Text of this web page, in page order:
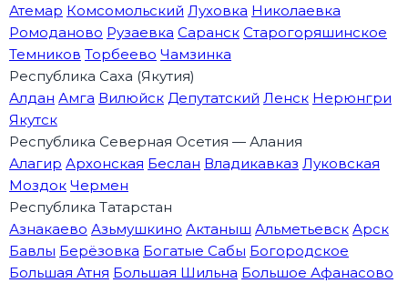
Атемар Комсомольский Луховка Николаевка
Ромоданово Рузаевка Саранск Старогоряшинское
Темников Торбеево Чамзинка
Республика Саха (Якутия)
Алдан Амга Вилюйск Депутатский Ленск Нерюнгри
Якутск
Республика Северная Осетия — Алания
Алагир Архонская Беслан Владикавказ Луковская
Моздок Чермен
Республика Татарстан
Азнакаево Азьмушкино Актаныш Альметьевск Арск
Бавлы Берёзовка Богатые Сабы Богородское
Большая Атня Большая Шильна Большое Афанасово